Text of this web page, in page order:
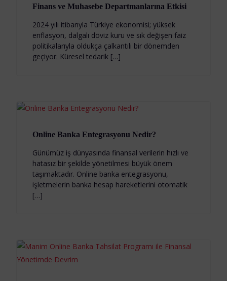
Finans ve Muhasebe Departmanlarına Etkisi
2024 yılı itibarıyla Türkiye ekonomisi; yüksek
enflasyon, dalgalı döviz kuru ve sık değişen faiz
politikalarıyla oldukça çalkantılı bir dönemden
geçiyor. Küresel tedarik […]
Online Banka Entegrasyonu Nedir?
Günümüz iş dünyasında finansal verilerin hızlı ve
hatasız bir şekilde yönetilmesi büyük önem
taşımaktadır. Online banka entegrasyonu,
işletmelerin banka hesap hareketlerini otomatik
[…]